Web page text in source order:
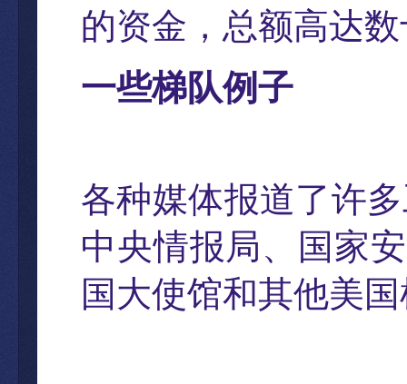
的资金 ， 总额高达
一些梯队例子
各种媒体报道了许
中央情报局、国家
国大使馆和其他美